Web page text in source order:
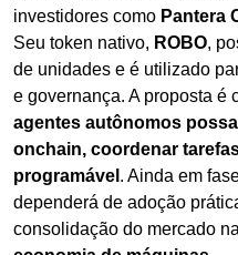
investidores como Pantera
Seu token nativo, ROBO,
de unidades e é utilizado
agentes autônomos
onchain, coordenar
programável . Ainda em
dependerá de adoção
consolidação do mercado